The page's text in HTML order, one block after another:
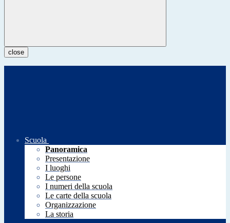
close
Scuola
Panoramica
Presentazione
I luoghi
Le persone
I numeri della scuola
Le carte della scuola
Organizzazione
La storia